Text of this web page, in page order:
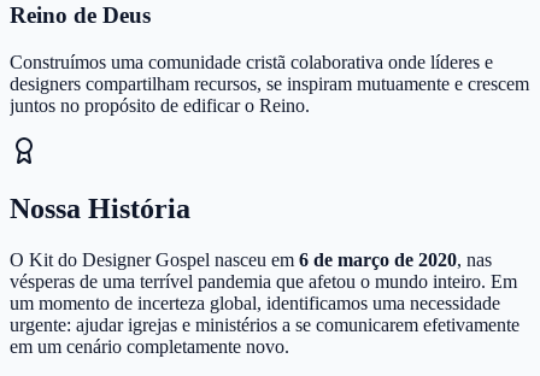
Reino de Deus
Construímos uma comunidade cristã colaborativa onde líderes e
designers compartilham recursos, se inspiram mutuamente e crescem
juntos no propósito de edificar o Reino.
Nossa História
O Kit do Designer Gospel nasceu em 6 de março de 2020, nas
vésperas de uma terrível pandemia que afetou o mundo inteiro. Em
um momento de incerteza global, identificamos uma necessidade
urgente: ajudar igrejas e ministérios a se comunicarem efetivamente
em um cenário completamente novo.